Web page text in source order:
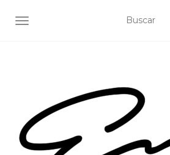
ALTERNAR NAVEGACIÓN